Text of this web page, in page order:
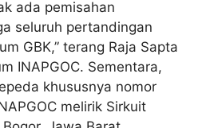
ada pemisahan
seluruh pertandingan
GBK,” terang Raja Sapta
INAPGOC. Sementara,
khususnya nomor
melirik Sirkuit